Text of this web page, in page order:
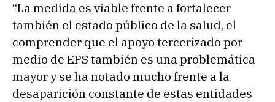
“La medida es viable frente a fortalecer
también el estado público de la salud, el
comprender que el apoyo tercerizado por
medio de EPS también es una problemática
mayor y se ha notado mucho frente a la
desaparición constante de estas entidades